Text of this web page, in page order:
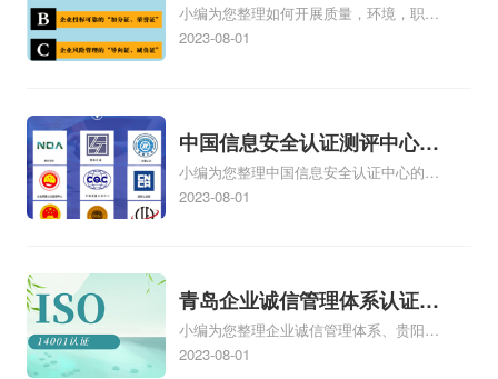
质量管理体系五大过程培训
小编为您整理如何开展质量，环境，职业
健康安全管理体系培训、营销部如何开展
作.ppt相关iso体系认证知识，详情可查看
下方正文！
2023-08-01
中国信息安全认证测评中心，
信息安全测评认证中心
小编为您整理中国信息安全认证中心的机
构简介、戴尔有没有国家信息安全测评信
全认证中心颁发的信息安全服务资质认证
如何办理、第三方安全测评cma测评机构
为什么这么贵相关iso体系认证知识，详情
可查看下方正文！
2023-08-01
青岛企业诚信管理体系认证，
青岛诚信企业证书
小编为您整理企业诚信管理体系、贵阳企
业诚信管理体系认证怎么样、企业诚信管
2023-08-01